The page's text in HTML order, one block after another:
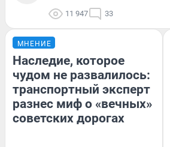
11 947 33
МНЕНИЕ
Наследие, которое
чудом не развалилось:
транспортный эксперт
разнес миф о «вечных»
советских дорогах